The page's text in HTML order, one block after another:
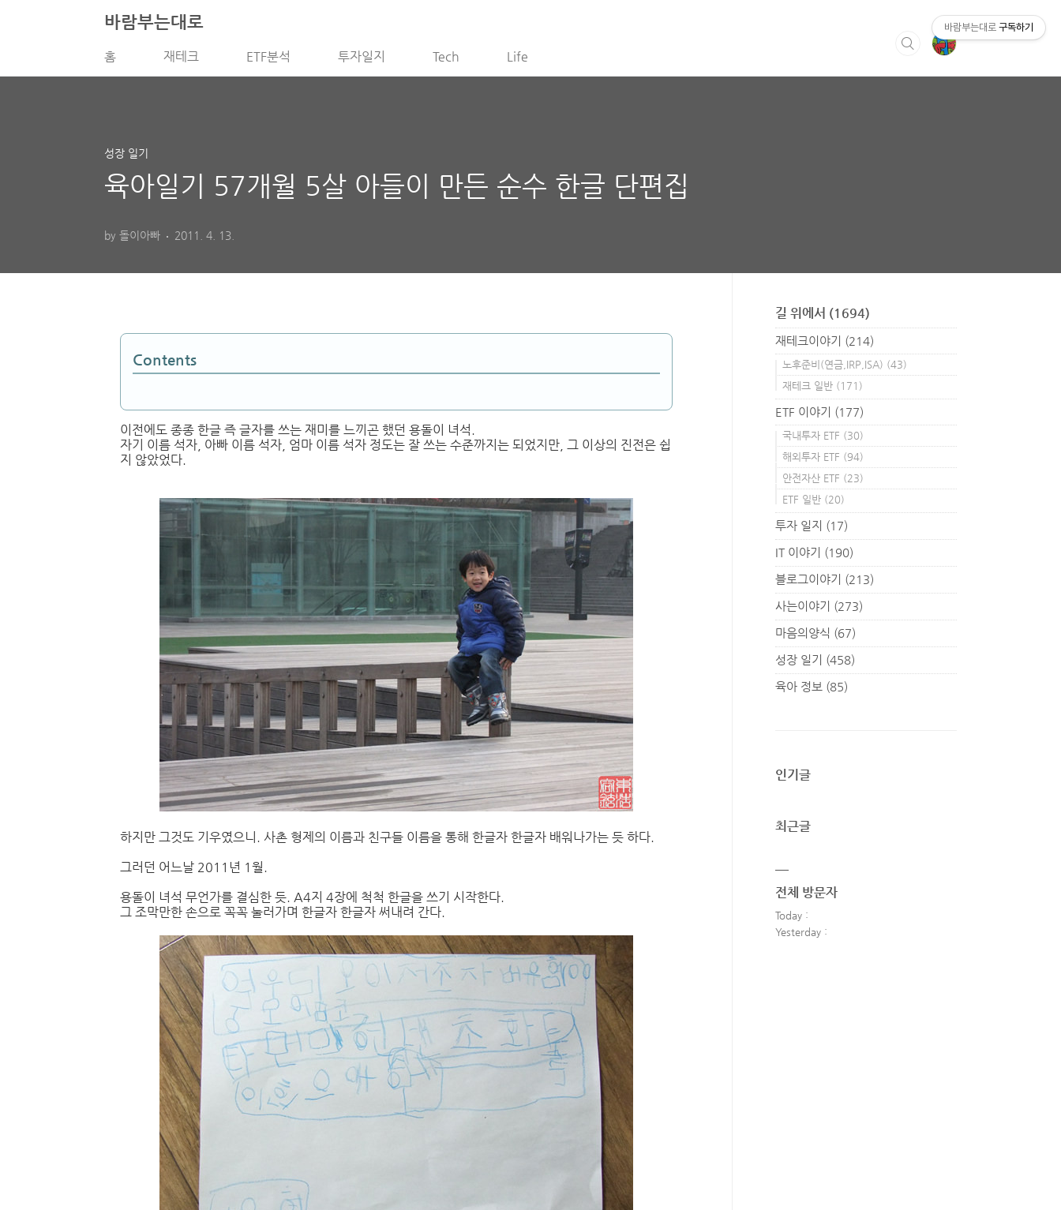
바람부는대로
홈 재테크 ETF분석 투자일지 Tech Life
성장 일기
육아일기 57개월 5살 아들이 만든 순수 한글 단편집
by 돌이아빠 2011. 4. 13.
Contents
이전에도 종종 한글 즉 글자를 쓰는 재미를 느끼곤 했던 용돌이 녀석.
자기 이름 석자, 아빠 이름 석자, 엄마 이름 석자 정도는 잘 쓰는 수준까지는 되었지만, 그 이상의 진전은 쉽
지 않았었다.
하지만 그것도 기우였으니. 사촌 형제의 이름과 친구들 이름을 통해 한글자 한글자 배워나가는 듯 하다.
그러던 어느날 2011년 1월.
용돌이 녀석 무언가를 결심한 듯. A4지 4장에 척척 한글을 쓰기 시작한다.
그 조막만한 손으로 꼭꼭 눌러가며 한글자 한글자 써내려 간다.
길 위에서 (1694)
재테크이야기 (214)
노후준비(연금,IRP,ISA) (43)
재테크 일반 (171)
ETF 이야기 (177)
국내투자 ETF (30)
해외투자 ETF (94)
안전자산 ETF (23)
ETF 일반 (20)
투자 일지 (17)
IT 이야기 (190)
블로그이야기 (213)
사는이야기 (273)
마음의양식 (67)
성장 일기 (458)
육아 정보 (85)
인기글
최근글
전체 방문자
Today :
Yesterday :
바람부는대로 구독하기